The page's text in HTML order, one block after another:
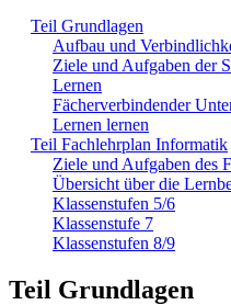
Teil Grundlagen
Aufbau und
Ziele und Aufgaben der
Lernen
Fächerverbindender
Lernen lernen
Teil Fachlehrplan Informatik
Ziele und Aufgaben des
Übersicht über die
Klassenstufen 5/6
Klassenstufe 7
Klassenstufen 8/9
Teil Grundlagen